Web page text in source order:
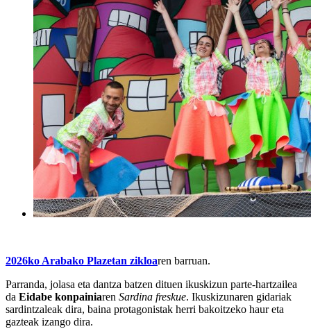
2026ko Arabako Plazetan zikloaren barruan.
Parranda, jolasa eta dantza batzen dituen ikuskizun parte-hartzailea
da Eidabe konpainiaren Sardina freskue. Ikuskizunaren gidariak
sardintzaleak dira, baina protagonistak herri bakoitzeko haur eta
gazteak izango dira.